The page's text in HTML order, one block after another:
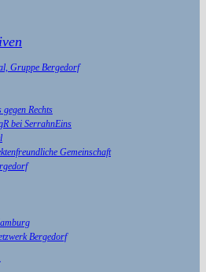
Gruppe Bergedorf
Rechts
bei SerrahnEins
Gemeinschaft
Bergedorf